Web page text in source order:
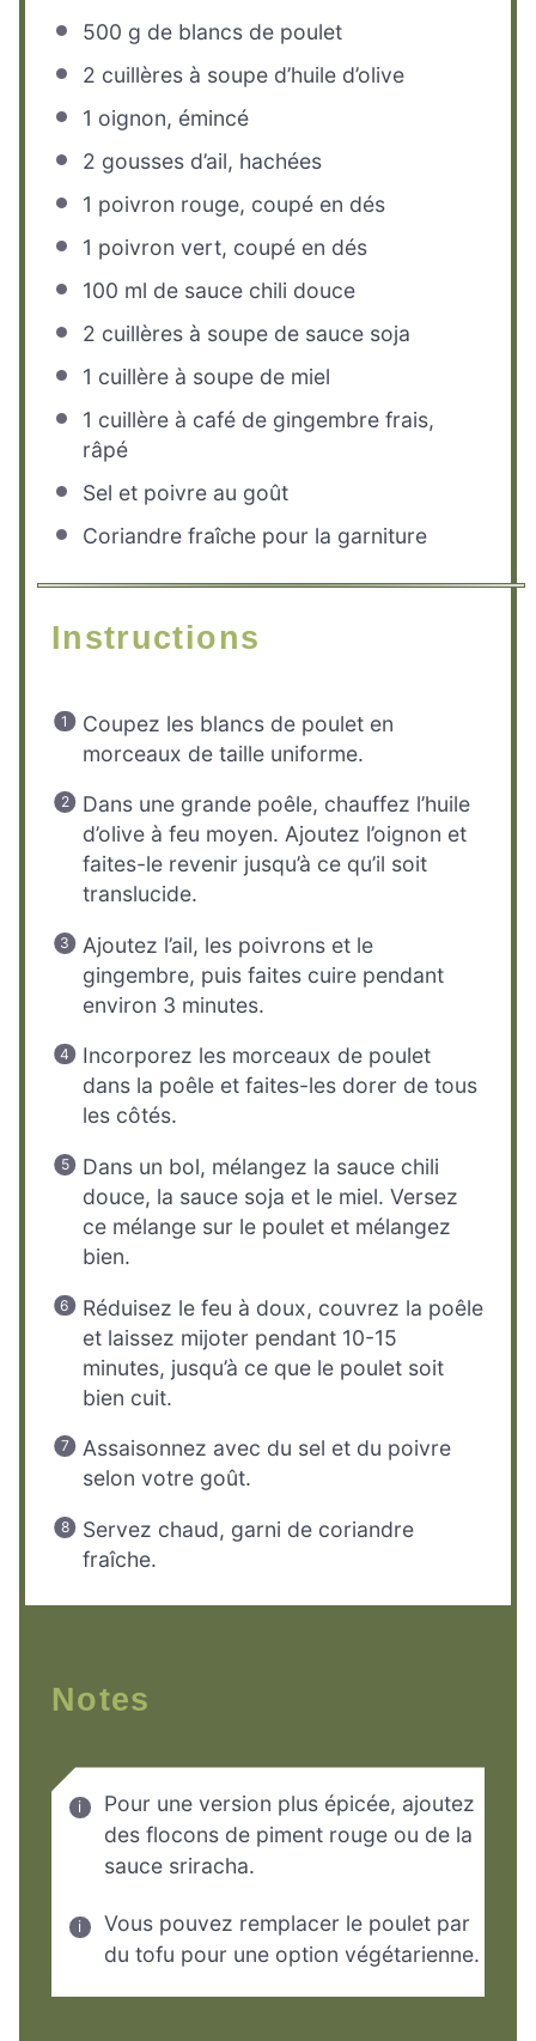
500 g de blancs de poulet
2 cuillères à soupe d’huile d’olive
1 oignon, émincé
2 gousses d’ail, hachées
1 poivron rouge, coupé en dés
1 poivron vert, coupé en dés
100 ml de sauce chili douce
2 cuillères à soupe de sauce soja
1 cuillère à soupe de miel
1 cuillère à café de gingembre frais,
râpé
Sel et poivre au goût
Coriandre fraîche pour la garniture
Instructions
Coupez les blancs de poulet en
morceaux de taille uniforme.
Dans une grande poêle, chauffez l’huile
d’olive à feu moyen. Ajoutez l’oignon et
faites-le revenir jusqu’à ce qu’il soit
translucide.
Ajoutez l’ail, les poivrons et le
gingembre, puis faites cuire pendant
environ 3 minutes.
Incorporez les morceaux de poulet
dans la poêle et faites-les dorer de tous
les côtés.
Dans un bol, mélangez la sauce chili
douce, la sauce soja et le miel. Versez
ce mélange sur le poulet et mélangez
bien.
Réduisez le feu à doux, couvrez la poêle
et laissez mijoter pendant 10-15
minutes, jusqu’à ce que le poulet soit
bien cuit.
Assaisonnez avec du sel et du poivre
selon votre goût.
Servez chaud, garni de coriandre
fraîche.
Notes
Pour une version plus épicée, ajoutez
des flocons de piment rouge ou de la
sauce sriracha.
Vous pouvez remplacer le poulet par
du tofu pour une option végétarienne.